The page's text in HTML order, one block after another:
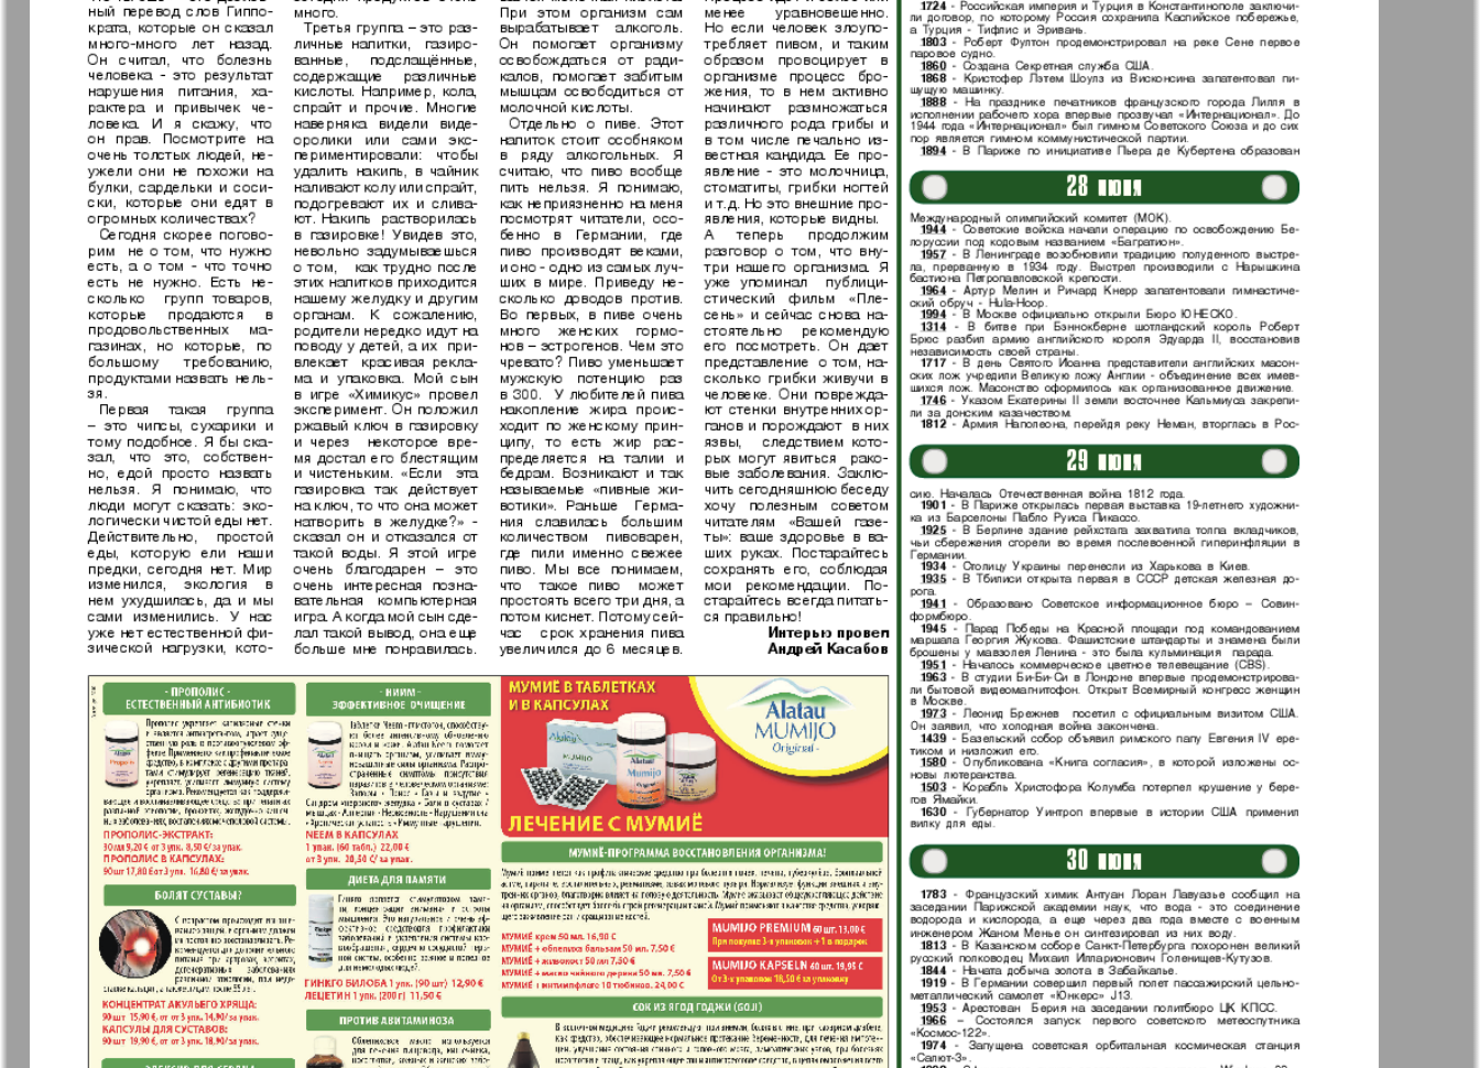
7плюс7я Авангард АйБолит Акцент Англия
Анонс Антенна
Аргументы и
факты Европа
Артек Аугсбург-сити
Афиша Augsburg Бизнес Бизнес мир Бизнес парк Будь здоров
Ваша газета Версия Вести Вестник-info Вечерняя газета
Вечное
сокровище
Восточная
Германия
Восточный
курьер
Vizainfo.cz Wadim
Германия плюс Давай Диалог Diplomat Дом и семья
Домашний
кулинар
Домашний
ресторан
Дублин
инфоцентр
Еврейская газета
Еврейская
панорама
Европа экспресс
Европейский
меридиан
ExPress Жасмин Жизнь женщины
Закон и люди
Зарубежные
записки
Здоровье Игуана Идеальная фирма
Известия BW Изюм iDEAL Карьера Катюша
Кенгуру Клан КП в Европе КП Испания Крот в Германии
Кругозор Кругозор плюс! Kulinar TV Kurorte aktuell LDK по-русски